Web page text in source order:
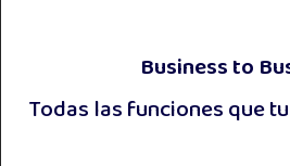
Business to
Todas las funciones que